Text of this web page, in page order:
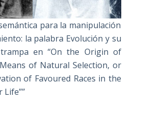
para la manipulación
la palabra Evolución y su
en “On the Origin of
of Natural Selection, or
of Favoured Races in the